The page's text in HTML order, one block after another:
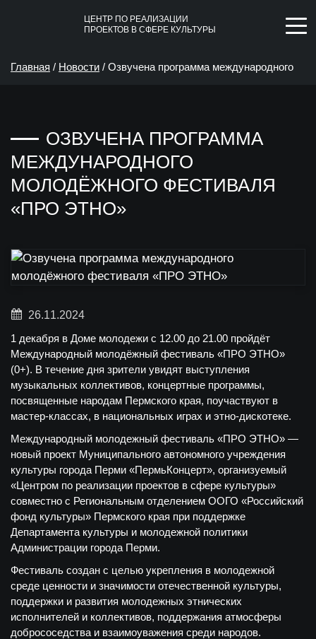
ЦЕНТР ПО РЕАЛИЗАЦИИ
ПРОЕКТОВ В СФЕРЕ КУЛЬТУРЫ
Главная / Новости / Озвучена программа международного
ОЗВУЧЕНА ПРОГРАММА
МЕЖДУНАРОДНОГО
МОЛОДЁЖНОГО ФЕСТИВАЛЯ
«ПРО ЭТНО»
26.11.2024
1 декабря в Доме молодежи с 12.00 до 21.00 пройдёт
Международный молодёжный фестиваль «ПРО ЭТНО»
(0+). В течение дня зрители увидят выступления
музыкальных коллективов, концертные программы,
посвященные народам Пермского края, поучаствуют в
мастер-классах, в национальных играх и этно-дискотеке.
Международный молодежный фестиваль «ПРО ЭТНО» —
новый проект Муниципального автономного учреждения
культуры города Перми «ПермьКонцерт», организуемый
«Центром по реализации проектов в сфере культуры»
совместно с Региональным отделением ООГО «Российский
фонд культуры» Пермского края при поддержке
Департамента культуры и молодежной политики
Администрации города Перми.
Фестиваль создан с целью укрепления в молодежной
среде ценности и значимости отечественной культуры,
поддержки и развития молодежных этнических
исполнителей и коллективов, поддержания атмосферы
добрососедства и взаимоуважения среди народов.